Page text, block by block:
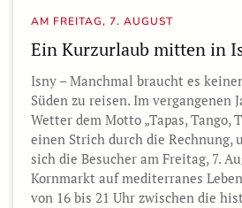
AM FREITAG, 7. AUGUST
Ein Kurzurlaub mitten in
Isny – Manchmal braucht es
Süden zu reisen. Im vergangenen
Wetter dem Motto „Tapas, Tango,
einen Strich durch die Rechnung,
sich die Besucher am Freitag, 7.
Kornmarkt auf mediterranes
von 16 bis 21 Uhr zwischen die